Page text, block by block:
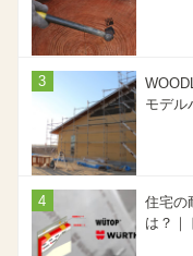
モデル
住宅の
は？｜